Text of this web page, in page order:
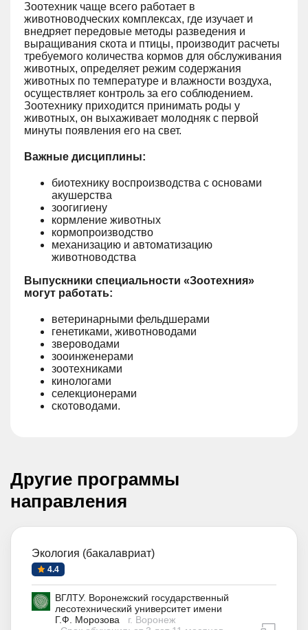
Зоотехник чаще всего работает в
животноводческих комплексах, где изучает и
внедряет передовые методы разведения и
выращивания скота и птицы, производит расчеты
требуемого количества кормов для обслуживания
животных, определяет режим содержания
животных по температуре и влажности воздуха,
осуществляет контроль за его соблюдением.
Зоотехнику приходится принимать роды у
животных, он выхаживает молодняк с первой
минуты появления его на свет.
Важные дисциплины:
биотехнику воспроизводства с основами
акушерства
зоогигиену
кормление животных
кормопроизводство
механизацию и автоматизацию
животноводства
Выпускники специальности «Зоотехния»
могут работать:
ветеринарными фельдшерами
генетиками, животноводами
звероводами
зооинженерами
зоотехниками
кинологами
селекционерами
скотоводами.
Другие программы
направления
Экология (бакалавриат)
4.4
ВГЛТУ. Воронежский государственный
лесотехнический университет имени
Г.Ф. Морозова
г. Воронеж